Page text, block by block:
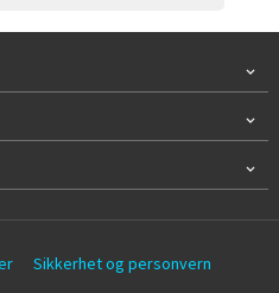
Sikkerhet og personvern